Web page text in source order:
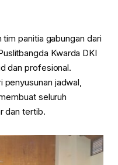
panitia gabungan dari
Kwarda DKI
dan profesional.
jadwal,
seluruh
dan tertib.